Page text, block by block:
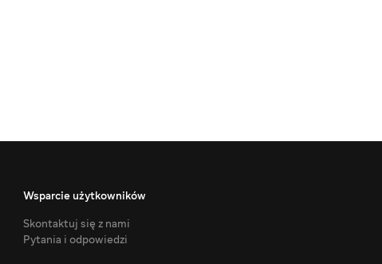
Wsparcie użytkowników
Skontaktuj się z nami
Pytania i odpowiedzi